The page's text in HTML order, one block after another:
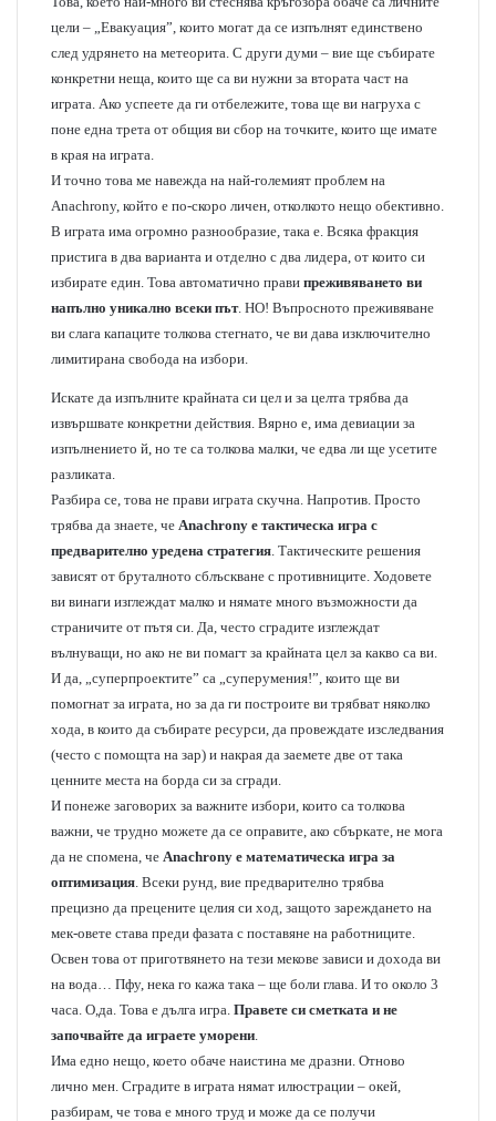
цели – „Евакуация”, които могат да се изпълнят единствено
след удрянето на метеорита. С други думи – вие ще събирате
конкретни неща, които ще са ви нужни за втората част на
играта. Ако успеете да ги отбележите, това ще ви нагруха с
поне една трета от общия ви сбор на точките, които ще имате
в края на играта.
И точно това ме навежда на най-големият проблем на
Anachrony, който е по-скоро личен, отколкото нещо обективно.
В играта има огромно разнообразие, така е. Всяка фракция
пристига в два варианта и отделно с два лидера, от които си
избирате един. Това автоматично прави преживяването ви
напълно уникално всеки път. НО! Въпросното преживяване
ви слага капаците толкова стегнато, че ви дава изключително
лимитирана свобода на избори.
Искате да изпълните крайната си цел и за целта трябва да
извършвате конкретни действия. Вярно е, има девиации за
изпълнението й, но те са толкова малки, че едва ли ще усетите
разликата.
Разбира се, това не прави играта скучна. Напротив. Просто
трябва да знаете, че Anachrony е тактическа игра с
предварително уредена стратегия. Тактическите решения
зависят от бруталното сблъскване с противниците. Ходовете
ви винаги изглеждат малко и нямате много възможности да
страничите от пътя си. Да, често сградите изглеждат
вълнуващи, но ако не ви помагт за крайната цел за какво са ви.
И да, „суперпроектите” са „суперумения!”, които ще ви
помогнат за играта, но за да ги построите ви трябват няколко
хода, в които да събирате ресурси, да провеждате изследвания
(често с помощта на зар) и накрая да заемете две от така
ценните места на борда си за сгради.
И понеже заговорих за важните избори, които са толкова
важни, че трудно можете да се оправите, ако сбъркате, не мога
да не спомена, че Anachrony е математическа игра за
оптимизация. Всеки рунд, вие предварително трябва
прецизно да прецените целия си ход, защото зареждането на
мек-овете става преди фазата с поставяне на работниците.
Освен това от приготвянето на тeзи мекове зависи и дохода ви
на вода… Пфу, нека го кажа така – ще боли глава. И то около 3
часа. О,да. Това е дълга игра. Правете си сметката и не
започвайте да играете уморени.
Има едно нещо, което обаче наистина ме дразни. Отново
лично мен. Сградите в играта нямат илюстрации – окей,
разбирам, че това е много труд и може да се получи